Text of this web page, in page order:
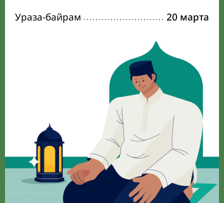
Ураза-байрам
20 марта